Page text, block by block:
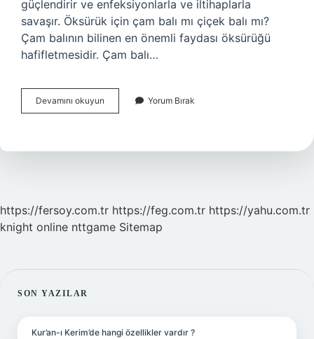
güçlendirir ve enfeksiyonlarla ve iltihaplarla
savaşır. Öksürük için çam balı mı çiçek balı mı?
Çam balının bilinen en önemli faydası öksürüğü
hafifletmesidir. Çam balı…
Devamını okuyun
Balı
Pahalı
Yorum Bırak
https://fersoy.com.tr https://feg.com.tr https://yahu.com.tr
knight online nttgame Sitemap
SIDEBAR
SON YAZILAR
Kur’an-ı Kerim’de hangi özellikler vardır ?